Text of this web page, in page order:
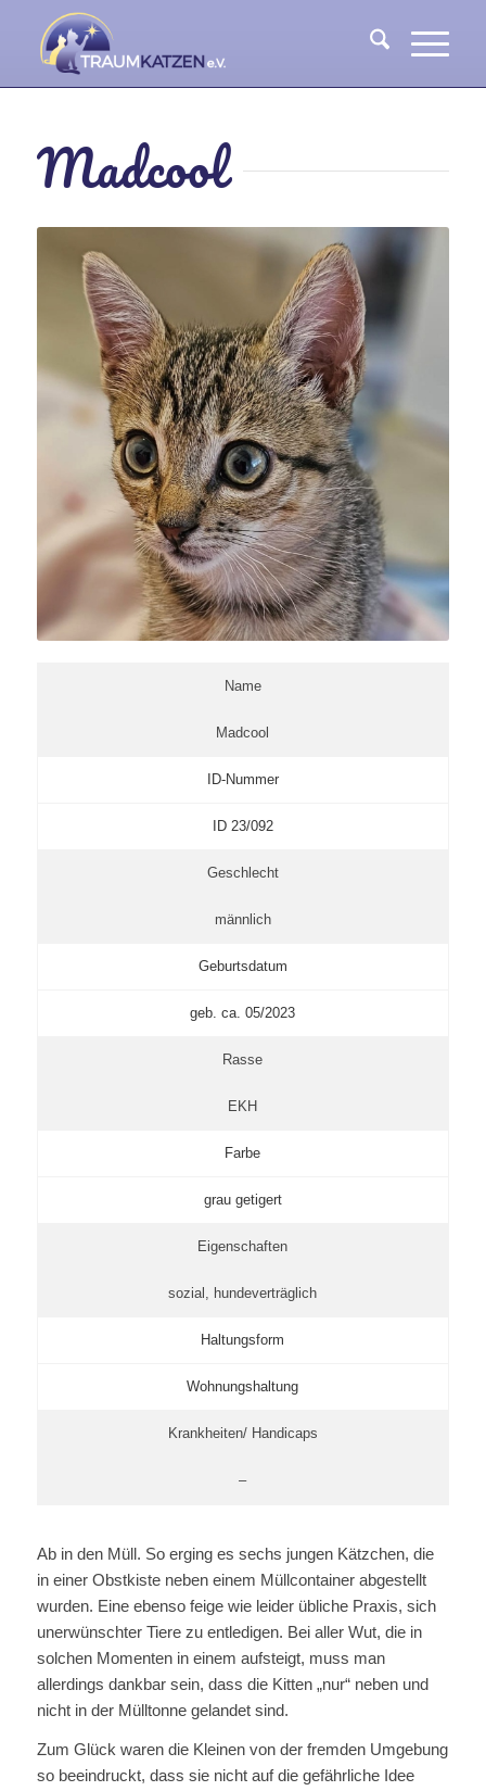
Madcool
Name
Madcool
ID-Nummer
ID 23/092
Geschlecht
männlich
Geburtsdatum
geb. ca. 05/2023
Rasse
EKH
Farbe
grau getigert
Eigenschaften
sozial, hundeverträglich
Haltungsform
Wohnungshaltung
Krankheiten/ Handicaps
–
Ab in den Müll. So erging es sechs jungen Kätzchen, die
in einer Obstkiste neben einem Müllcontainer abgestellt
wurden. Eine ebenso feige wie leider übliche Praxis, sich
unerwünschter Tiere zu entledigen. Bei aller Wut, die in
solchen Momenten in einem aufsteigt, muss man
allerdings dankbar sein, dass die Kitten „nur“ neben und
nicht in der Mülltonne gelandet sind.
Zum Glück waren die Kleinen von der fremden Umgebung
so beeindruckt, dass sie nicht auf die gefährliche Idee